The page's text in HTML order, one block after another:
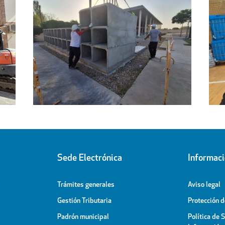
Regresa a sus hogares el centenar
de personas acogidas en el
Pabellón Cubierto
Sede Electrónica
Trámites generales
Gestión Tributaria
Padrón municipal
Aviso legal
Protección
Política de